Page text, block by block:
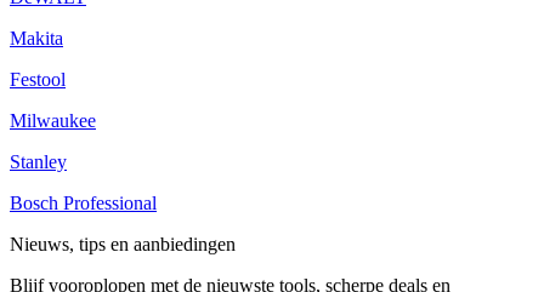
Makita
Festool
Milwaukee
Stanley
Bosch Professional
Nieuws, tips en aanbiedingen
Blijf vooroplopen met de nieuwste tools, scherpe deals en